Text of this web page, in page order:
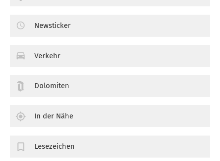
Newsticker
Verkehr
Dolomiten
In der Nähe
Lesezeichen